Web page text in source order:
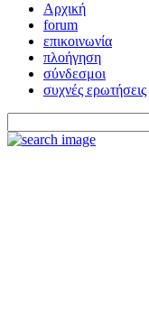
Αρχική
forum
επικοινωνία
πλοήγηση
σύνδεσμοι
συχνές ερωτήσεις